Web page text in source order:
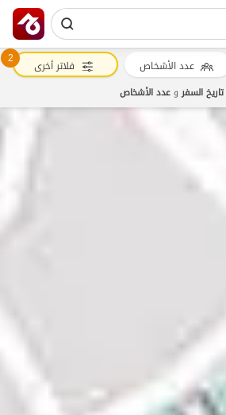
عدد الأشخاص 2 فلاتر أخرى
تاريخ السفروعدد الأشخاص